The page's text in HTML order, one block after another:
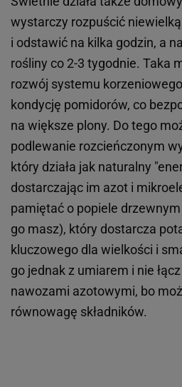
wystarczy rozpuścić
i odstawić na kilka godzin, a
rośliny co 2-3 tygodnie. Taka
rozwój systemu
kondycję pomidorów, co
na większe plony. Do tego
podlewanie rozcieńczonym
który działa jak naturalny
dostarczając im azot i
pamiętać o popiele
go masz), który dostarcza
kluczowego dla wielkości i
go jednak z umiarem i nie
nawozami azotowymi, bo
równowagę składników.